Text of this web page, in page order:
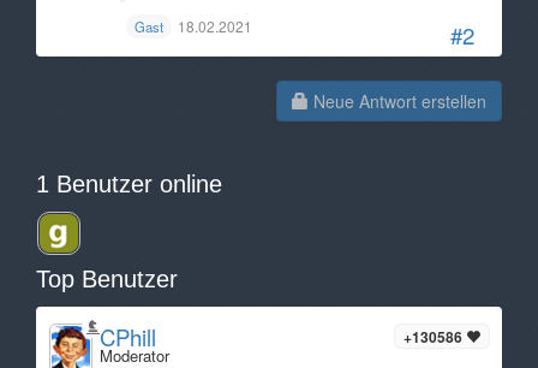
#2
Gast 18.02.2021
Neue Antwort erstellen
1 Benutzer online
Top Benutzer
+130586
CPhill
Moderator